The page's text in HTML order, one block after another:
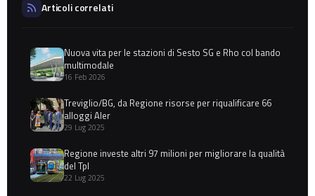
Articoli correlati
Nuova vita per le stazioni di Sesto SG e Rho col bando
multimodale
16 Feb 2026
Treviglio/BG, da Regione risorse per riqualificare 66
alloggi Aler
29 Lug 2025
Regione investe altri 97 milioni per migliorare la qualità
del Tpl
22 Lug 2025